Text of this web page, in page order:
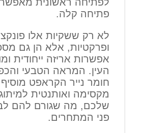
פתיחה קלה.
לא רק ששקיות אלו
ופרקטיות, אלא הן גם
אפשרות אריזה ייחודית
העין. המראה הטבעי
חומר נייר הקראפט
מקסימה ואותנטית
שלכם, מה שגורם להם
פני המתחרים.